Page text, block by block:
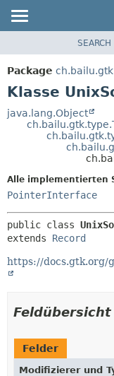
PACKAGE
KLASSE
VERALTET
SEARCH
Package
Klasse
java.lang.Object
Alle implementierten
PointerInterface
public class
extends Record
https://docs.gtk.org/
Feldübersicht
Felder
Modifizierer und